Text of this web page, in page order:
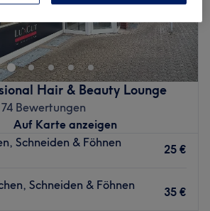
Hair & Beauty Lounge
74 Bewertungen
Auf Karte anzeigen
Schneiden & Föhnen
25 €
Schneiden & Föhnen
35 €